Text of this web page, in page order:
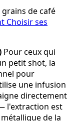
de café
Choisir ses
Pour ceux qui
petit shot, la
pour
une infusion
directement
l'extraction est
de la